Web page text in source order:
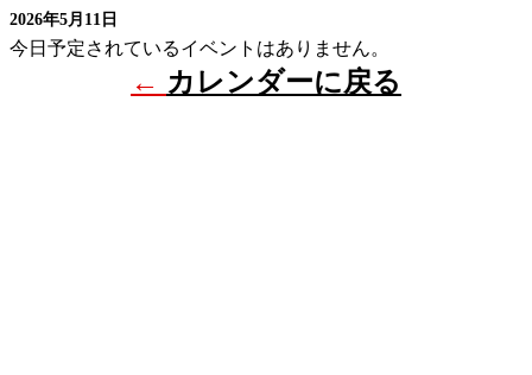
2026年5月11日
今日予定されているイベントはありません。
← カレンダーに戻る